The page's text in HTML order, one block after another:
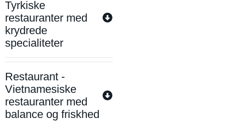
Tyrkiske
restauranter med
krydrede
specialiteter
Restaurant -
Vietnamesiske
restauranter med
balance og friskhed